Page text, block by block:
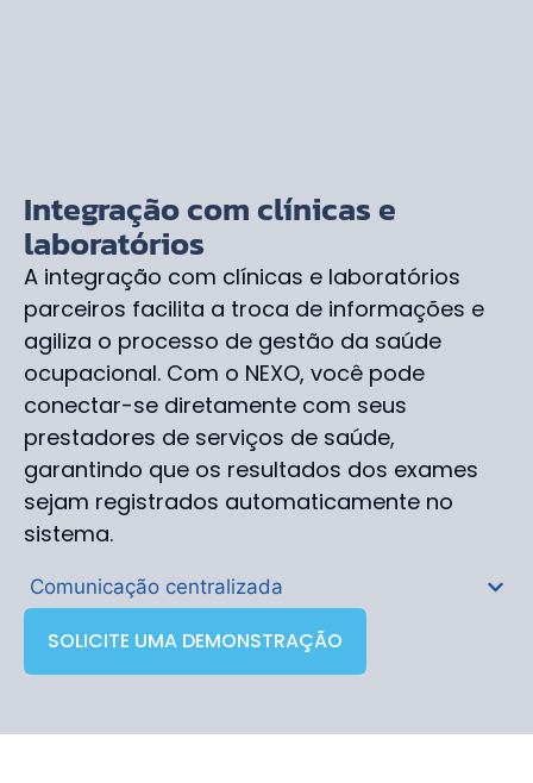
Integração com clínicas e
laboratórios
A integração com clínicas e laboratórios
parceiros facilita a troca de informações e
agiliza o processo de gestão da saúde
ocupacional. Com o NEXO, você pode
conectar-se diretamente com seus
prestadores de serviços de saúde,
garantindo que os resultados dos exames
sejam registrados automaticamente no
sistema.
Comunicação centralizada
SOLICITE UMA DEMONSTRAÇÃO